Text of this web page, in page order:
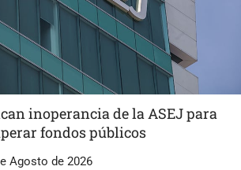
inoperancia de la ASEJ para
fondos públicos
Agosto de 2026